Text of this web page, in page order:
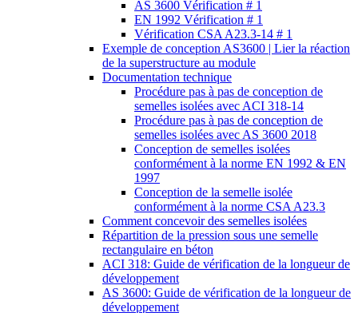
AS 3600 Vérification # 1
EN 1992 Vérification # 1
Vérification CSA A23.3-14 # 1
Exemple de conception AS3600 | Lier la réaction
de la superstructure au module
Documentation technique
Procédure pas à pas de conception de
semelles isolées avec ACI 318-14
Procédure pas à pas de conception de
semelles isolées avec AS 3600 2018
Conception de semelles isolées
conformément à la norme EN 1992 & EN
1997
Conception de la semelle isolée
conformément à la norme CSA A23.3
Comment concevoir des semelles isolées
Répartition de la pression sous une semelle
rectangulaire en béton
ACI 318: Guide de vérification de la longueur de
développement
AS 3600: Guide de vérification de la longueur de
développement